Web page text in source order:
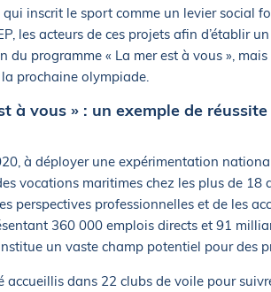
inscrit le sport comme un levier social
les acteurs de ces projets afin d’établir
du programme « La mer est à vous »,
prochaine olympiade.
à vous » : un exemple de
à déployer une expérimentation
vocations maritimes chez les plus de 18
perspectives professionnelles et de les
360 000 emplois directs et 91
un vaste champ potentiel pour des
accueillis dans 22 clubs de voile pour